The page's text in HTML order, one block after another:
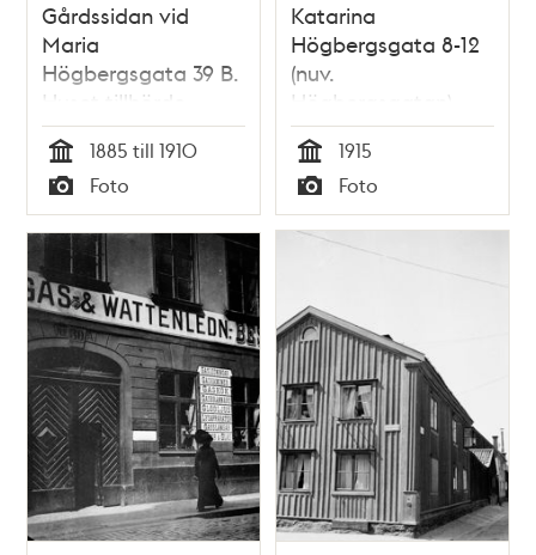
Gårdssidan vid
Maria
Högbergsgata 39 B.
Huset tillhörde
Konung Oscar I:s
minne och revs
1930. Nuvarande
Högbergsgatan 63-
65. I fonden ses
Maria
Högbergsgata 46-
48, kv. Nederland
Mindre
Tid
1885 till 1910
Typ
Foto
Katarina
Högbergsgata 8-12
(nuv.
Högbergsgatan)
västerut från
Nytorgsgatan. Nuv.
kv. Drottningen
Tid
1915
Typ
Foto